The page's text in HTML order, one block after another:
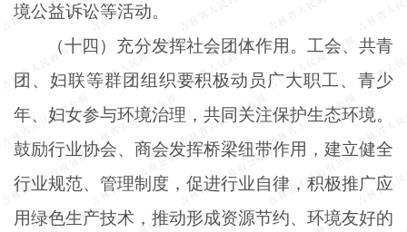
境公益诉讼等活动。
（十四）充分发挥社会团体作用。工会、共青
团、妇联等群团组织要积极动员广大职工、青少
年、妇女参与环境治理，共同关注保护生态环境。
鼓励行业协会、商会发挥桥梁纽带作用，建立健全
行业规范、管理制度，促进行业自律，积极推广应
用绿色生产技术，推动形成资源节约、环境友好的